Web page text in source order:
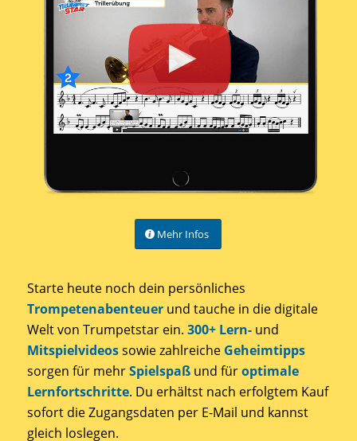
Mehr Infos
Starte heute noch dein persönliches
Trompetenabenteuerund tauche in die digitale
Welt von Trumpetstar ein. 300+ Lern- und
Mitspielvideossowie zahlreiche Geheimtipps
sorgen für mehrSpielspaßund füroptimale
Lernfortschritte. Du erhältst nach erfolgtem Kauf
sofort die Zugangsdaten per E-Mail und kannst
gleich loslegen.